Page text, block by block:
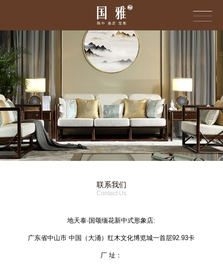
联系我们
Contact Us
地天泰·国颂缅花新中式形象店:
广东省中山市 中国（大涌）红木文化博览城一首层92.93卡
厂 址：